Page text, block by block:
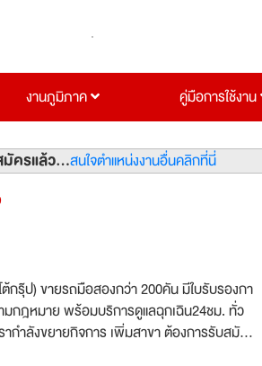
งานภูมิภาค คู่มือการใช้งาน
ครแล้ว...สนใจตำแหน่งงานอื่นคลิกที่นี่
กรุ๊ป) ขายรถมือสองกว่า 200คัน มีใบรับรองกา
กฎหมาย พร้อมบริการดูแลฉุกเฉิน24ชม. ทั่ว